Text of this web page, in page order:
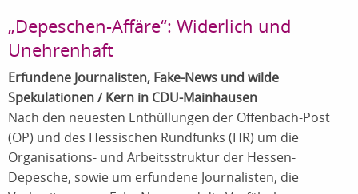
„Depeschen-Affäre“: Widerlich und
Unehrenhaft
Erfundene Journalisten, Fake-News und wilde
Spekulationen / Kern in CDU-Mainhausen
Nach den neuesten Enthüllungen der Offenbach-Post
(OP) und des Hessischen Rundfunks (HR) um die
Organisations- und Arbeitsstruktur der Hessen-
Depesche, sowie um erfundene Journalisten, die